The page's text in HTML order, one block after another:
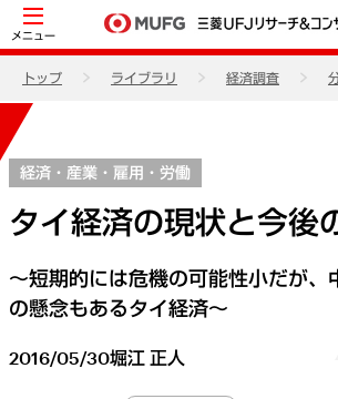
メニュー
トップ ライブラリ 経済調査
経済・産業・雇用・労働
タイ経済の現状と今後
～短期的には危機の可能性小だが、
の懸念もあるタイ経済～
2016/05/30堀江 正人